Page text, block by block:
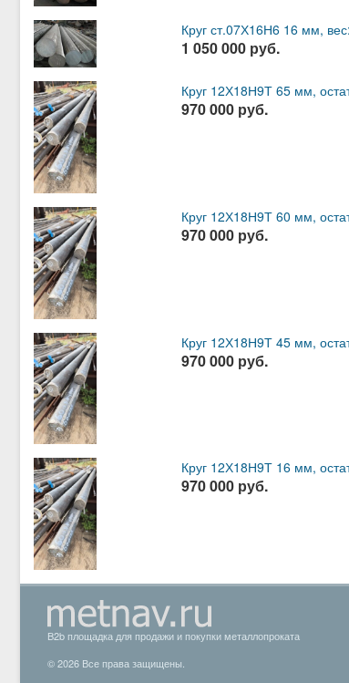
Круг ст.07Х16Н6 16 мм,
1 050 000 руб.
Круг 12Х18Н9Т 65 мм,
970 000 руб.
Круг 12Х18Н9Т 60 мм,
970 000 руб.
Круг 12Х18Н9Т 45 мм,
970 000 руб.
Круг 12Х18Н9Т 16 мм,
970 000 руб.
B2b площадка для продажи и покупки металлопроката
© 2026 Все права защищены.